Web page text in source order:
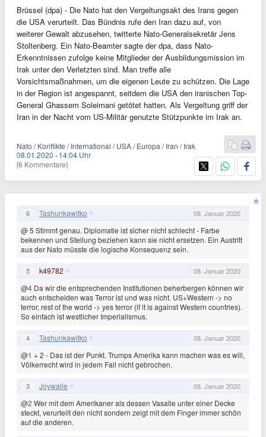
Brüssel (dpa) - Die Nato hat den Vergeltungsakt des Irans gegen
die USA verurteilt. Das Bündnis rufe den Iran dazu auf, von
weiterer Gewalt abzusehen, twitterte Nato-Generalsekretär Jens
Stoltenberg. Ein Nato-Beamter sagte der dpa, dass Nato-
Erkenntnissen zufolge keine Mitglieder der Ausbildungsmission im
Irak unter den Verletzten sind. Man treffe alle
Vorsichtsmaßnahmen, um die eigenen Leute zu schützen. Die Lage
in der Region ist angespannt, seitdem die USA den iranischen Top-
General Ghassem Soleimani getötet hatten. Als Vergeltung griff der
Iran in der Nacht vom US-Militär genutzte Stützpunkte im Irak an.
Nato / Konflikte / International / USA / Europa / Iran / Irak
08.01.2020 · 14:04 Uhr
[6 Kommentare]
6 Tashunkawitko 08. Januar 2020
@ 5 Stimmt genau. Diplomatie ist sicher nicht schlecht - Farbe
bekennen und Stellung beziehen kann sie nicht ersetzen. Ein Austritt
aus der Nato müsste die logische Konsequenz sein.
5 k49782 08. Januar 2020
@4 Da wir die entsprechenden Institutionen beherbergen können wir
auch entscheiden was Terror ist und was nicht. US+Western -> no
terror, rest of the world -> yes terror (if it is against Western countries).
So einfach ist westlicher Imperialismus.
4 Tashunkawitko 08. Januar 2020
@1 + 2 - Das ist der Punkt. Trumps Amerika kann machen was es will,
Völkerrecht wird in jedem Fall nicht gebrochen.
3 Joywalle 08. Januar 2020
@2 Wer mit dem Amerikaner als dessen Vasalle unter einer Decke
steckt, verurteilt den nicht sondern zeigt mit dem Finger immer schön
auf die anderen.